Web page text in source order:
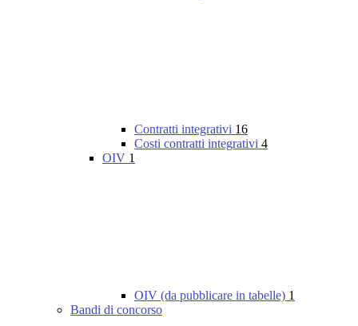
Contratti integrativi 16
Costi contratti integrativi 4
OIV 1
OIV (da pubblicare in tabelle) 1
Bandi di concorso